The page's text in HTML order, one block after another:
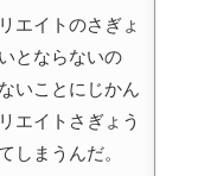
エイトのさぎょ
とならないの
いことにじかん
エイトさぎょう
しまうんだ。